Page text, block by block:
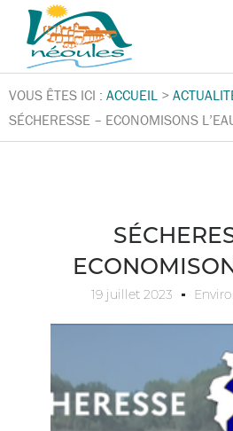
VOUS ÊTES ICI : ACCUEIL >
SÉCHERESSE – ECONOMISONS
19 juillet 2023